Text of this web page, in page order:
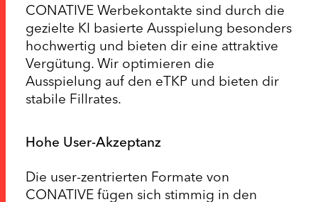
CONATIVE Werbekontakte sind durch die
gezielte KI basierte Ausspielung besonders
hochwertig und bieten dir eine attraktive
Vergütung. Wir optimieren die
Ausspielung auf den eTKP und bieten dir
stabile Fillrates.
Hohe User-Akzeptanz
Die user-zentrierten Formate von
CONATIVE fügen sich stimmig in den